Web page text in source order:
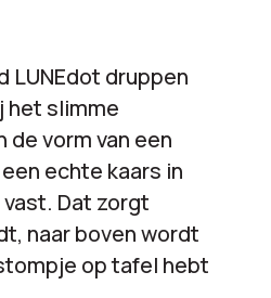
duurzame cadeaus
alle categorieën
LUNEdot druppen
het slimme
de vorm van een
echte kaars in
Dat zorgt
naar boven wordt
op tafel hebt